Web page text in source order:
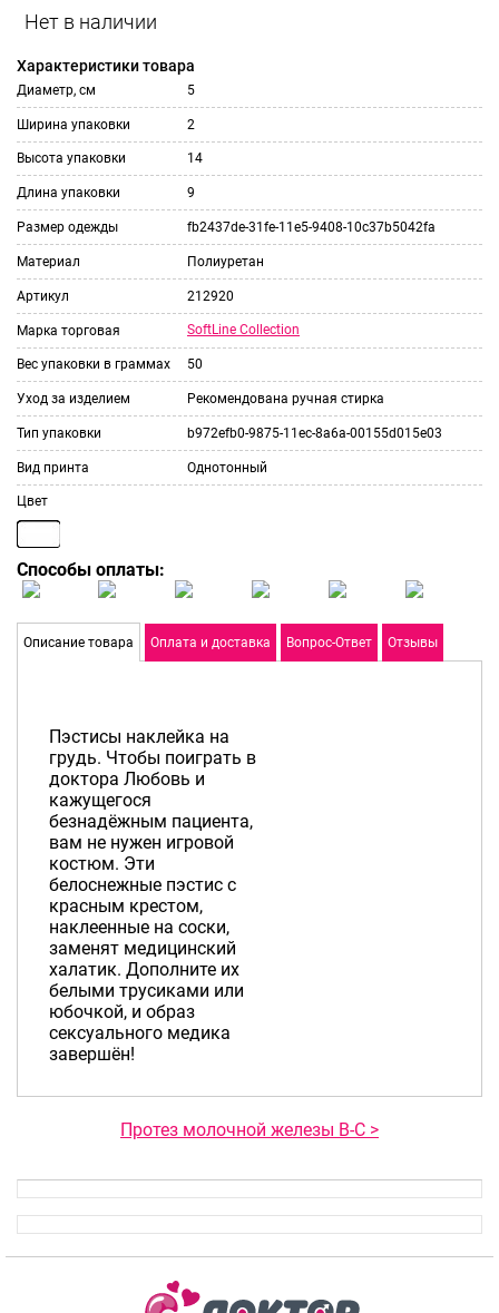
и
сравнить
ИЗБРАННОЕ
Характеристики товара
Диаметр, см 5
Ширина упаковки 2
Высота упаковки 14
Длина упаковки 9
Размер одежды fb2437de-31fe-11e5-9408-10c37b5042fa
Материал Полиуретан
Артикул 212920
Марка торговая SoftLine Collection
Вес упаковки в граммах 50
Уход за изделием Рекомендована ручная стирка
Тип упаковки b972efb0-9875-11ec-8a6a-00155d015e03
Вид принта Однотонный
Цвет
Способы оплаты:
Описание товара Оплата и доставка Вопрос-Ответ Отзывы
Пэстисы наклейка на
грудь. Чтобы поиграть в
доктора Любовь и
кажущегося
безнадёжным пациента,
вам не нужен игровой
костюм. Эти
белоснежные пэстис с
красным крестом,
наклеенные на соски,
заменят медицинский
халатик. Дополните их
белыми трусиками или
юбочкой, и образ
сексуального медика
завершён!
Протез молочной железы B-C >